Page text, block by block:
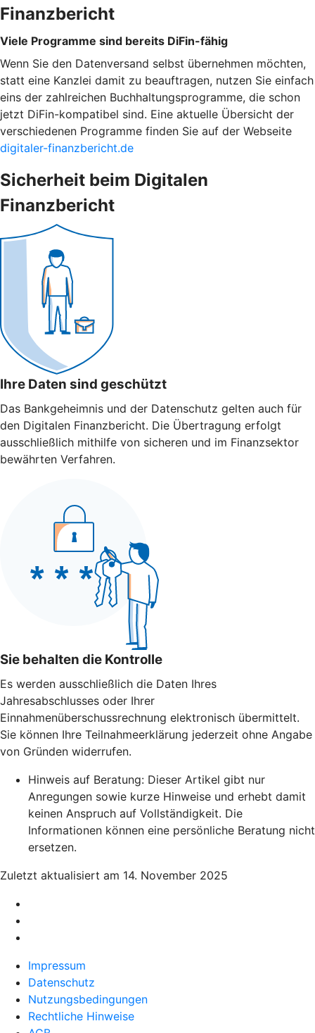
Finanzbericht
Viele Programme sind bereits DiFin-fähig
Wenn Sie den Datenversand selbst übernehmen möchten,
statt eine Kanzlei damit zu beauftragen, nutzen Sie einfach
eins der zahlreichen Buchhaltungsprogramme, die schon
jetzt DiFin-kompatibel sind. Eine aktuelle Übersicht der
verschiedenen Programme finden Sie auf der Webseite
digitaler-finanzbericht.de
Sicherheit beim Digitalen
Finanzbericht
Ihre Daten sind geschützt
Das Bankgeheimnis und der Datenschutz gelten auch für
den Digitalen Finanzbericht. Die Übertragung erfolgt
ausschließlich mithilfe von sicheren und im Finanzsektor
bewährten Verfahren.
Sie behalten die Kontrolle
Es werden ausschließlich die Daten Ihres
Jahresabschlusses oder Ihrer
Einnahmenüberschussrechnung elektronisch übermittelt.
Sie können Ihre Teilnahmeerklärung jederzeit ohne Angabe
von Gründen widerrufen.
Hinweis auf Beratung: Dieser Artikel gibt nur
Anregungen sowie kurze Hinweise und erhebt damit
keinen Anspruch auf Vollständigkeit. Die
Informationen können eine persönliche Beratung nicht
ersetzen.
Zuletzt aktualisiert am 14. November 2025
Impressum
Datenschutz
Nutzungsbedingungen
Rechtliche Hinweise